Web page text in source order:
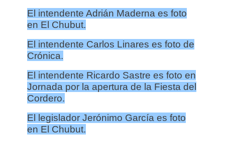
El intendente Adrián Maderna es foto
en El Chubut.
El intendente Carlos Linares es foto de
Crónica.
El intendente Ricardo Sastre es foto en
Jornada por la apertura de la Fiesta del
Cordero.
El legislador Jerónimo García es foto
en El Chubut.